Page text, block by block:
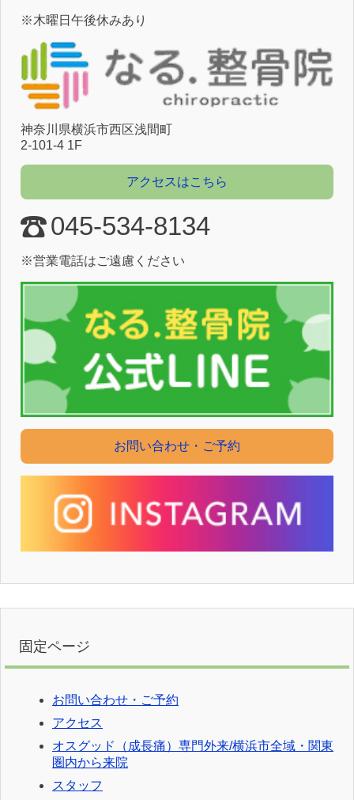
※木曜日午後休みあり
神奈川県横浜市⻄区浅間町
2-101-4 1F
アクセスはこちら
045-534-8134
※営業電話はご遠慮ください
お問い合わせ・ご予約
固定ページ
お問い合わせ・ご予約
アクセス
オスグッド（成長痛）専門外来/横浜市全域・関東
圏内から来院
スタッフ